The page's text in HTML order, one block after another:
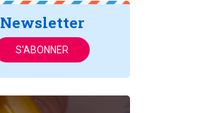
Newsletter
S'ABONNER